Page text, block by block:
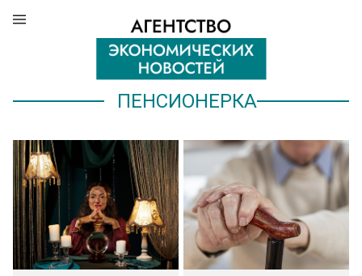
ПЕНСИОНЕРКА